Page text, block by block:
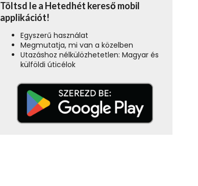
Töltsd le a Hetedhét kereső mobil
applikációt!
Egyszerű használat
Megmutatja, mi van a közelben
Utazáshoz nélkülözhetetlen: Magyar és
külföldi úticélok